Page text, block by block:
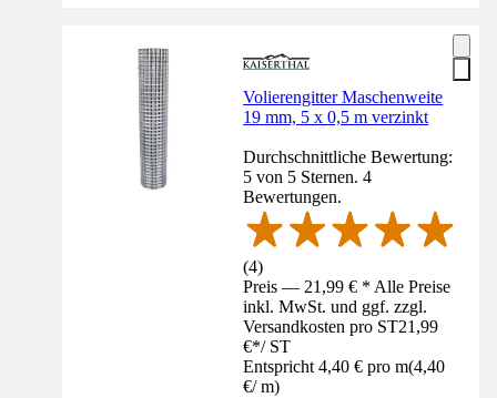
Volierengitter Maschenweite
19 mm, 5 x 0,5 m verzinkt
Durchschnittliche Bewertung:
5 von 5 Sternen. 4
Bewertungen.
(4)
Preis — 21,99 € * Alle Preise
inkl. MwSt. und ggf. zzgl.
Versandkosten pro ST21,99
€*/ ST
Entspricht 4,40 € pro m(4,40
€/ m)